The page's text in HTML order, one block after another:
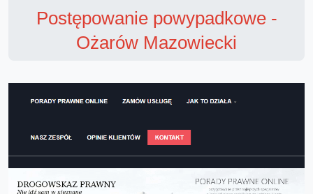
Postępowanie powypadkowe -
Ożarów Mazowiecki